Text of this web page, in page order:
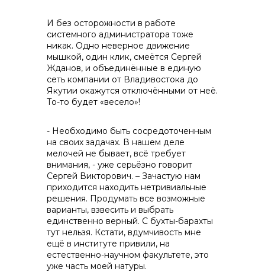
И без осторожности в работе
системного администратора тоже
никак. Одно неверное движение
мышкой, один клик, смеётся Сергей
Жданов, и объединённые в единую
сеть компании от Владивостока до
Якутии окажутся отключёнными от неё.
То-то будет «весело»!
- Необходимо быть сосредоточенным
на своих задачах. В нашем деле
мелочей не бывает, всё требует
внимания, - уже серьёзно говорит
Сергей Викторович. – Зачастую нам
приходится находить нетривиальные
решения. Продумать все возможные
варианты, взвесить и выбрать
единственно верный. С бухты-барахты
тут нельзя. Кстати, вдумчивость мне
ещё в институте привили, на
естественно-научном факультете, это
уже часть моей натуры.